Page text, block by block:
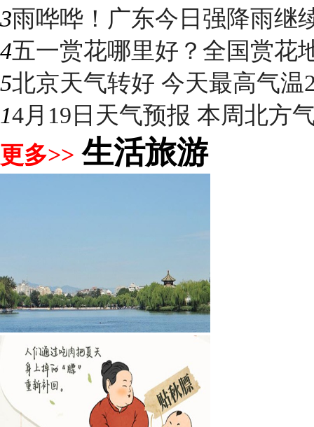
3雨哗哗！广东今日强降雨继
4五一赏花哪里好？全国赏花
5北京天气转好 今天最高气
14月19日天气预报 本周北方
更多>> 生活旅游